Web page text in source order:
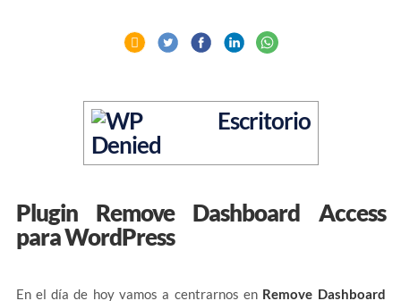
Plugin Remove Dashboard Access
para WordPress
En el día de hoy vamos a centrarnos en Remove Dashboard